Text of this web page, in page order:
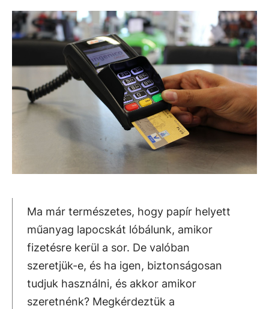
Ma már természetes, hogy papír helyett
műanyag lapocskát lóbálunk, amikor
fizetésre kerül a sor. De valóban
szeretjük-e, és ha igen, biztonságosan
tudjuk használni, és akkor amikor
szeretnénk? Megkérdeztük a